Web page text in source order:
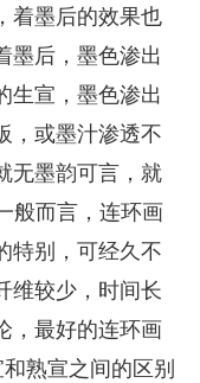
着墨后的效果也
墨后，墨色渗出
生宣，墨色渗出
，或墨汁渗透不
无墨韵可言，就
而言，连环画
特别，可经久不
维较少，时间长
，最好的连环画
熟宣之间的区别